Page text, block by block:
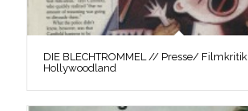
DIE BLECHTROMMEL // Presse/ Filmkritik
Hollywoodland